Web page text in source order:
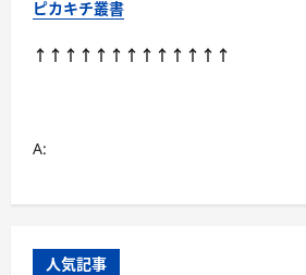
ピカキチ叢書
↑↑↑↑↑↑↑↑↑↑↑↑↑
A:
人気記事